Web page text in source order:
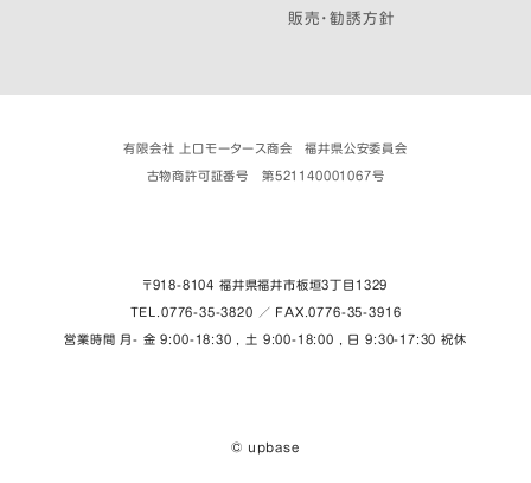
販売・勧誘方針
有限会社 上口モータース商会 福井県公安委員会
古物商許可証番号 第521140001067号
〒918-8104 福井県福井市板垣３丁目1329
TEL.0776-35-3820 ／ FAX.0776-35-3916
営業時間 月- 金 9:00-18:30 , 土 9:00-18:00 , 日 9:30-17:30 祝休
© upbase